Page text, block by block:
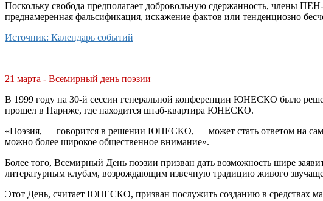
Поскольку свобода предполагает добровольную сдержанность, члены
преднамеренная фальсификация, искажение фактов или тенденциозно
Источник: Календарь событий
21 марта - Всемирный день поэзии
В 1999 году на 30-й сессии генеральной конференции ЮНЕСКО было
прошел в Париже, где находится штаб-квартира ЮНЕСКО.
«Поэзия, — говорится в решении ЮНЕСКО, — может стать ответом на
можно более широкое общественное внимание».
Более того, Всемирный День поэзии призван дать возможность шире
литературным клубам, возрождающим извечную традицию живого
Этот День, считает ЮНЕСКО, призван послужить созданию в средствах